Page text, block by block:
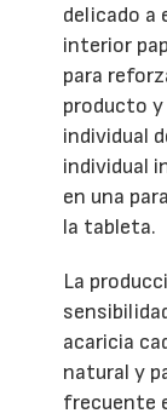
delicado a
interior
para
producto
individual
individual
en una
la tableta.
La
acaricia
natural y
frecuente